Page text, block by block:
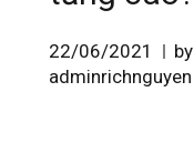
22/06/2021
by
adminrichnguyen